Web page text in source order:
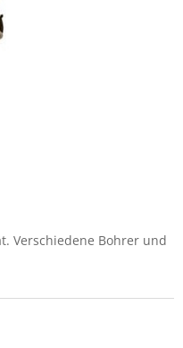
Verschiedene Bohrer und